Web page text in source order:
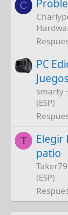
C
PC
Juegos
smarty
(ESP)
T
Elegir
patio
Taker79
(ESP)